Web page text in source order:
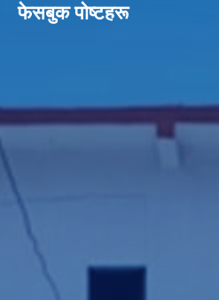
फेसबुक पाेष्टहरू